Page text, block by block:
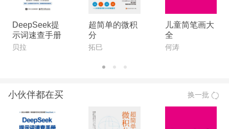
DeepSeek提
示词速查手册
贝拉
超简单的微积
分
拓巳
儿童简笔画大
全
何涛
小伙伴都在买 换一批